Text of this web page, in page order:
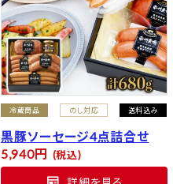
冷蔵商品 のし対応 送料込み
黒豚ソーセージ4点詰合せ
5,940 税込